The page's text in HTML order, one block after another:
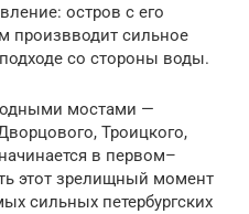
остров с его
произвводит сильное
со стороны воды.
мостами —
Троицкого,
в первом–
этот зрелищный момент
сильных петербургских